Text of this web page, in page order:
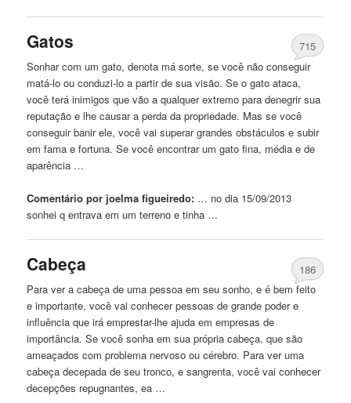
Gatos
715
Sonhar com um gato, denota má sorte, se você não conseguir
matá-lo ou conduzi-lo a partir de sua visão. Se o gato ataca,
você terá inimigos que vão a qualquer extremo para denegrir sua
reputação e lhe causar a perda da propriedade. Mas se você
conseguir banir ele, você vai superar grandes obstáculos e subir
em fama e fortuna. Se você encontrar um gato fina, média e de
aparência …
Comentário por joelma figueiredo: … no dia 15/09/2013
sonhei q entrava em um terreno e tinha …
Cabeça
186
Para ver a cabeça de uma pessoa em seu sonho, e é bem feito
e importante, você vai conhecer pessoas de grande poder e
influência que irá emprestar-lhe ajuda em empresas de
importância. Se você sonha em sua própria cabeça, que são
ameaçados com problema nervoso ou cérebro. Para ver uma
cabeça decepada de seu tronco, e sangrenta, você vai conhecer
decepções repugnantes, ea …